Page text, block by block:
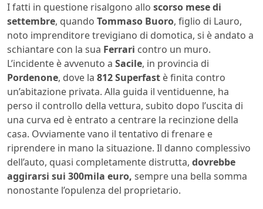
I fatti in questione risalgono allo scorso mese di
settembre, quando Tommaso Buoro, figlio di Lauro,
noto imprenditore trevigiano di domotica, si è andato a
schiantare con la sua Ferrari contro un muro.
L’incidente è avvenuto a Sacile, in provincia di
Pordenone, dove la 812 Superfast è finita contro
un’abitazione privata. Alla guida il ventiduenne, ha
perso il controllo della vettura, subito dopo l’uscita di
una curva ed è entrato a centrare la recinzione della
casa. Ovviamente vano il tentativo di frenare e
riprendere in mano la situazione. Il danno complessivo
dell’auto, quasi completamente distrutta, dovrebbe
aggirarsi sui 300mila euro, sempre una bella somma
nonostante l’opulenza del proprietario.